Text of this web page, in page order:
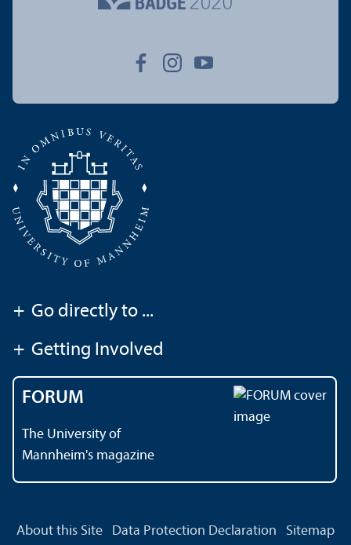
+ Go directly to ...
+ Getting Involved
FORUM
The University of
Mannheim's magazine
About this Site Data Protection Declaration Sitemap